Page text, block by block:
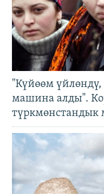
"Күйөөм
машина алды".
түркмөнстандык